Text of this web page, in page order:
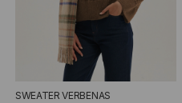
SWEATER VERBENAS